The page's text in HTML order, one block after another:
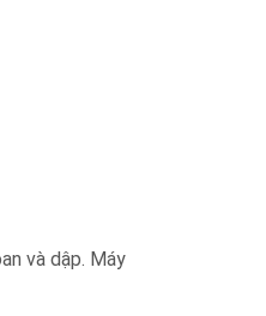
và dập. Máy